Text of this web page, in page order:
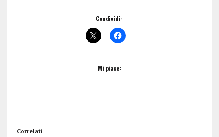
Condividi:
Mi piace:
Correlati